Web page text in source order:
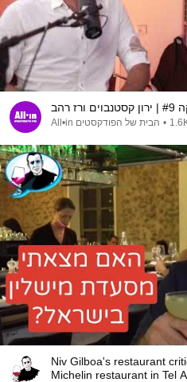
All•in הבית של הפודקסטים •
Niv Gilboa's restaurant
Michelin restaurant in Tel